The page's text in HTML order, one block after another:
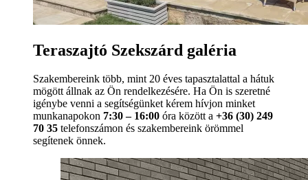
Teraszajtó Szekszárd galéria
Szakembereink több, mint 20 éves tapasztalattal a hátuk
mögött állnak az Ön rendelkezésére. Ha Ön is szeretné
igénybe venni a segítségünket kérem hívjon minket
munkanapokon 7:30 – 16:00 óra között a +36 (30) 249
70 35 telefonszámon és szakembereink örömmel
segítenek önnek.